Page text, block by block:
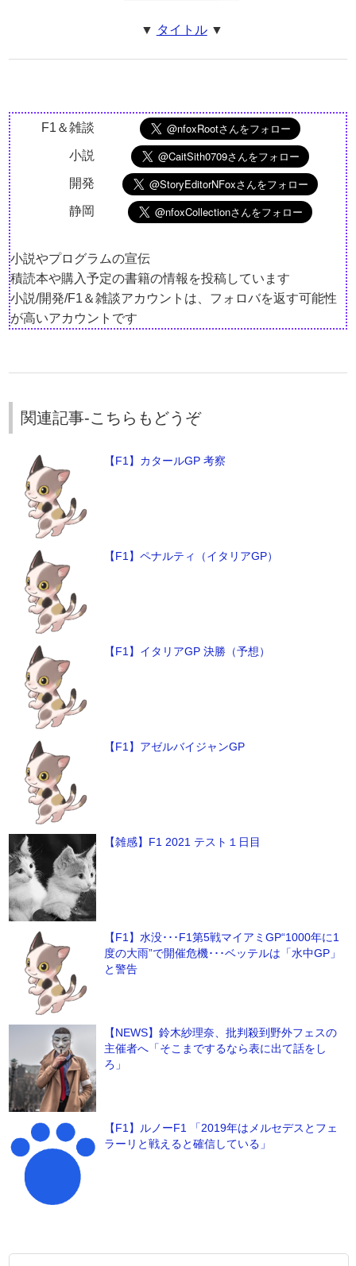
▼ タイトル▼
F1＆雑談
小説
開発
静岡
小説やプログラムの宣伝
積読本や購入予定の書籍の情報を投稿しています
小説/開発/F1＆雑談アカウントは、フォロバを返す可能性
が高いアカウントです
関連記事-こちらもどうぞ
【F1】カタールGP 考察
【F1】ペナルティ（イタリアGP）
【F1】イタリアGP 決勝（予想）
【F1】アゼルバイジャンGP
【雑感】F1 2021 テスト１日目
【F1】水没･･･F1第5戦マイアミGP“1000年に1
度の大雨”で開催危機･･･ベッテルは「水中GP」
と警告
【NEWS】鈴木紗理奈、批判殺到野外フェスの
主催者へ「そこまでするなら表に出て話をし
ろ」
【F1】ルノーF1 「2019年はメルセデスとフェ
ラーリと戦えると確信している」